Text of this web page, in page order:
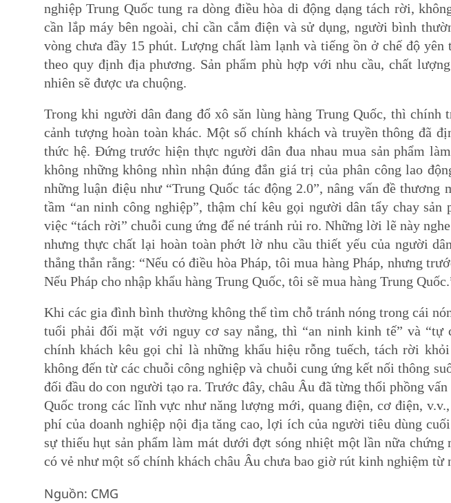
nghiệp Trung Quốc tung ra dòng điều hòa di động dạng tách rời,
cần lắp máy bên ngoài, chỉ cần cắm điện và sử dụng, người bình
vòng chưa đầy 15 phút. Lượng chất làm lạnh và tiếng ồn ở chế độ yên
theo quy định địa phương. Sản phẩm phù hợp với nhu cầu, chất
nhiên sẽ được ưa chuộng.
Trong khi người dân đang đổ xô săn lùng hàng Trung Quốc, thì
cảnh tượng hoàn toàn khác. Một số chính khách và truyền thông đã
thức hệ. Đứng trước hiện thực người dân đua nhau mua sản phẩm
không những không nhìn nhận đúng đắn giá trị của phân công lao
những luận điệu như “Trung Quốc tác động 2.0”, nâng vấn đề thương
tầm “an ninh công nghiệp”, thậm chí kêu gọi người dân tẩy chay sản
việc “tách rời” chuỗi cung ứng để né tránh rủi ro. Những lời lẽ này
nhưng thực chất lại hoàn toàn phớt lờ nhu cầu thiết yếu của người
thẳng thắn rằng: “Nếu có điều hòa Pháp, tôi mua hàng Pháp, nhưng
Nếu Pháp cho nhập khẩu hàng Trung Quốc, tôi sẽ mua hàng Trung
Khi các gia đình bình thường không thể tìm chỗ tránh nóng trong cái
tuổi phải đối mặt với nguy cơ say nắng, thì “an ninh kinh tế” và “tự
chính khách kêu gọi chỉ là những khẩu hiệu rỗng tuếch, tách rời
không đến từ các chuỗi công nghiệp và chuỗi cung ứng kết nối thông
đối đầu do con người tạo ra. Trước đây, châu Âu đã từng thổi phồng
Quốc trong các lĩnh vực như năng lượng mới, quang điện, cơ điện,
phí của doanh nghiệp nội địa tăng cao, lợi ích của người tiêu dùng
sự thiếu hụt sản phẩm làm mát dưới đợt sóng nhiệt một lần nữa chứng
có vẻ như một số chính khách châu Âu chưa bao giờ rút kinh nghiệm từ
Nguồn: CMG